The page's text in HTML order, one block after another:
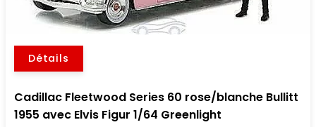
Détails
Cadillac Fleetwood Series 60 rose/blanche Bullitt
1955 avec Elvis Figur 1/64 Greenlight